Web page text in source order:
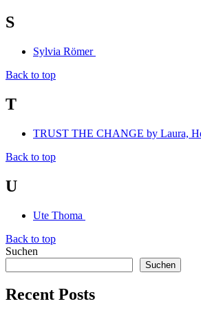
S
Sylvia Römer
Back to top
T
TRUST THE CHANGE by Laura,
Back to top
U
Ute Thoma
Back to top
Suchen
Suchen
Recent Posts